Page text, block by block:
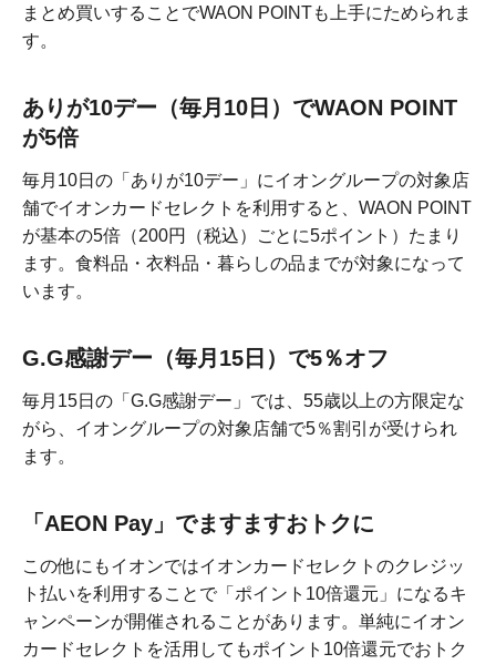
まとめ買いすることでWAON POINTも上手にためられま
す。
ありが10デー（毎月10日）でWAON POINT
が5倍
毎月10日の「ありが10デー」にイオングループの対象店
舗でイオンカードセレクトを利用すると、WAON POINT
が基本の5倍（200円（税込）ごとに5ポイント）たまり
ます。食料品・衣料品・暮らしの品までが対象になって
います。
G.G感謝デー（毎月15日）で5％オフ
毎月15日の「G.G感謝デー」では、55歳以上の方限定な
がら、イオングループの対象店舗で5％割引が受けられ
ます。
「AEON Pay」でますますおトクに
この他にもイオンではイオンカードセレクトのクレジッ
ト払いを利用することで「ポイント10倍還元」になるキ
ャンペーンが開催されることがあります。単純にイオン
カードセレクトを活用してもポイント10倍還元でおトク